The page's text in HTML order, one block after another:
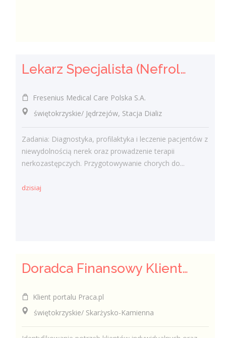
Lekarz Specjalista (Nefrolog / Internista) (K/M/N)
Fresenius Medical Care Polska S.A.
świętokrzyskie/ Jędrzejów, Stacja Dializ
Zadania: Diagnostyka, profilaktyka i leczenie pacjentów z
niewydolnością nerek oraz prowadzenie terapii
nerkozastępczych. Przygotowywanie chorych do...
dzisiaj
Doradca Finansowy Klienta / Doradczyni Finansowa Klienta
Klient portalu Praca.pl
świętokrzyskie/ Skarżysko-Kamienna